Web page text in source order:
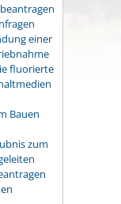
einer
fluorierte
Bauen
zum